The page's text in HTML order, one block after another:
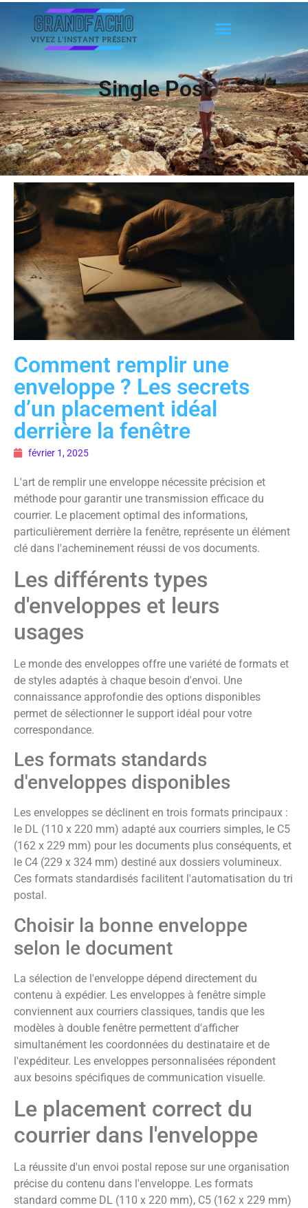
Single Post
Comment remplir une
enveloppe ? Les secrets
d’un placement idéal
derrière la fenêtre
février 1, 2025
L'art de remplir une enveloppe nécessite précision et
méthode pour garantir une transmission efficace du
courrier. Le placement optimal des informations,
particulièrement derrière la fenêtre, représente un élément
clé dans l'acheminement réussi de vos documents.
Les différents types
d'enveloppes et leurs
usages
Le monde des enveloppes offre une variété de formats et
de styles adaptés à chaque besoin d'envoi. Une
connaissance approfondie des options disponibles
permet de sélectionner le support idéal pour votre
correspondance.
Les formats standards
d'enveloppes disponibles
Les enveloppes se déclinent en trois formats principaux :
le DL (110 x 220 mm) adapté aux courriers simples, le C5
(162 x 229 mm) pour les documents plus conséquents, et
le C4 (229 x 324 mm) destiné aux dossiers volumineux.
Ces formats standardisés facilitent l'automatisation du tri
postal.
Choisir la bonne enveloppe
selon le document
La sélection de l'enveloppe dépend directement du
contenu à expédier. Les enveloppes à fenêtre simple
conviennent aux courriers classiques, tandis que les
modèles à double fenêtre permettent d'afficher
simultanément les coordonnées du destinataire et de
l'expéditeur. Les enveloppes personnalisées répondent
aux besoins spécifiques de communication visuelle.
Le placement correct du
courrier dans l'enveloppe
La réussite d'un envoi postal repose sur une organisation
précise du contenu dans l'enveloppe. Les formats
standard comme DL (110 x 220 mm), C5 (162 x 229 mm)